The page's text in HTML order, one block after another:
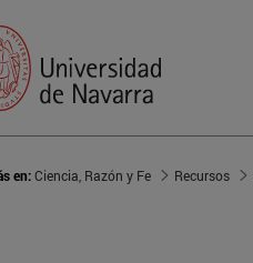
en:Ciencia, Razón y Fe Recursos